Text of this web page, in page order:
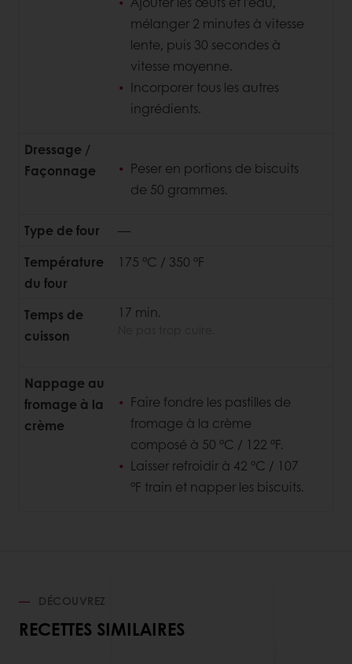
mélanger 2 minutes à vitesse
lente, puis 30 secondes à
vitesse moyenne.
Incorporer tous les autres
ingrédients.
Dressage /
Façonnage
Peser en portions de biscuits
de 50 grammes.
Type de four
—
Température
du four
175 °C / 350 °F
Temps de
cuisson
17 min.
Nappage au
fromage à la
crème
Faire fondre les pastilles de
fromage à la crème
composé à 50 °C / 122 °F.
Laisser refroidir à 42 °C / 107
°F train et napper les biscuits.
DÉCOUVREZ
RECETTES SIMILAIRES